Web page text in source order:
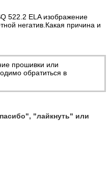
522.2 ELA изображение
негатив.Какая причина и
прошивки или
обратиться в
"лайкнуть" или